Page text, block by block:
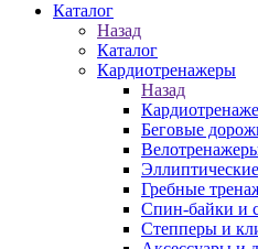
Каталог
Назад
Каталог
Кардиотренажеры
Назад
Беговые
Гребные
Спин-байки и
Степперы и